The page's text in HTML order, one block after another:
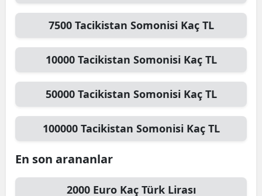
7500 Tacikistan Somonisi Kaç TL
10000 Tacikistan Somonisi Kaç TL
50000 Tacikistan Somonisi Kaç TL
100000 Tacikistan Somonisi Kaç TL
En son arananlar
2000 EuroKaç Türk Lirası